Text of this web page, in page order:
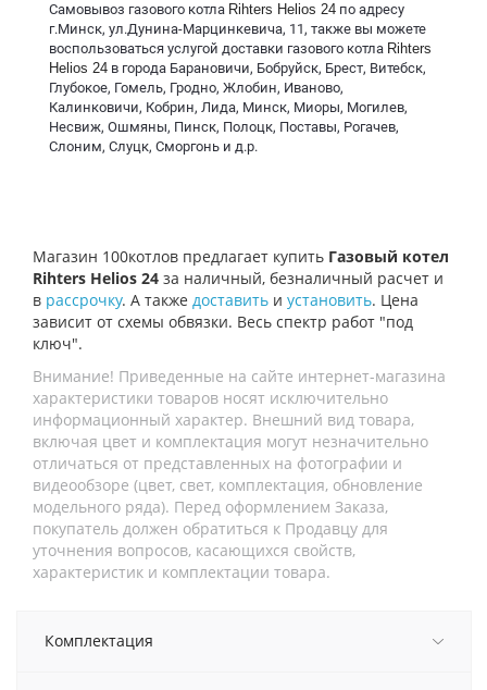
Самовывоз газового котла Rihters Helios 24 по адресу
г.Минск, ул.Дунина-Марцинкевича, 11, также вы можете
воспользоваться услугой доставки газового котла Rihters
Helios 24 в города Барановичи, Бобруйск, Брест, Витебск,
Глубокое, Гомель, Гродно, Жлобин, Иваново,
Калинковичи, Кобрин, Лида, Минск, Миоры, Могилев,
Несвиж, Ошмяны, Пинск, Полоцк, Поставы, Рогачев,
Слоним, Слуцк, Сморгонь и д.р.
Магазин 100котлов предлагает купить Газовый котел
Rihters Helios 24 за наличный, безналичный расчет и
в рассрочку. А также доставить и установить. Цена
зависит от схемы обвязки. Весь спектр работ "под
ключ".
Внимание! Приведенные на сайте интернет-магазина
характеристики товаров носят исключительно
информационный характер. Внешний вид товара,
включая цвет и комплектация могут незначительно
отличаться от представленных на фотографии и
видеообзоре (цвет, свет, комплектация, обновление
модельного ряда). Перед оформлением Заказа,
покупатель должен обратиться к Продавцу для
уточнения вопросов, касающихся свойств,
характеристик и комплектации товара.
Комплектация